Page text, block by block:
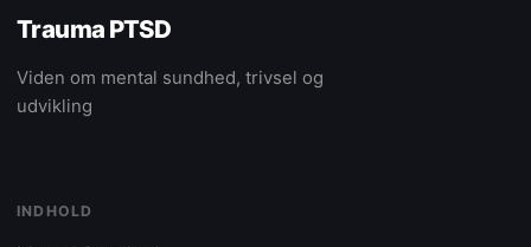
Trauma PTSD
Viden om mental sundhed, trivsel og
udvikling
INDHOLD